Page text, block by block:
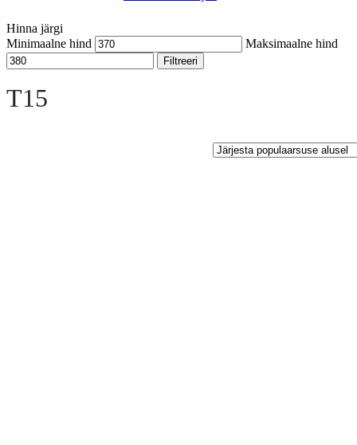
Hinna järgi
Minimaalne hind
Maksimaalne hind
Filtreeri
T15